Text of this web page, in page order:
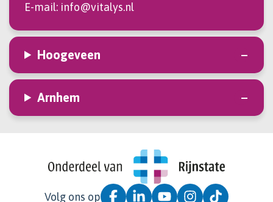
E-mail: info@vitalys.nl
Hoogeveen
Arnhem
Volg ons op